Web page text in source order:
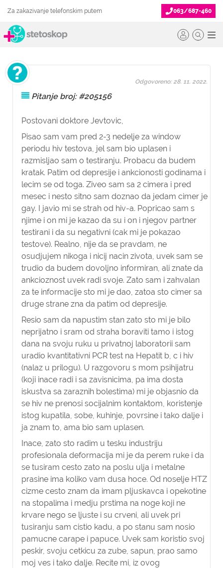
Za zakazivanje telefonskim putem 063/687-460
Pitanje broj: #205156
Postovani doktore Jevtovic,
Pisao sam vam pred 2-3 nedelje za window
periodu hiv testova, jel sam bio uplasen i
razmisljao sam o testiranju. Probacu da budem
kratak. Patim od depresije i ankcionosti godinama i
lecim se od toga. Ziveo sam sa 2 cimera i pred
mesec i nesto sitno sam doznao da jedam cimer je
gay. I javio mi se strah od hiv-a. Popricao sam s
njime i on mi je kazao da su i on i njegov partner
testirani i da su negativni (cak mi je pokazao
testove). Realno, nije da se pravdam, ne
osudjujem nikoga i nicij nacin zivota, uvek sam se
trudio da budem dovoljno informiran, ali znate da
ankcioznost uvek radi svoje. Zato sam i zahvalan
za te informacije sto mi je dao, zatoa sto cimer sa
druge strane zna da patim od depresije.
Resio sam da napustim stan zato sto mi je bilo
neprijatno i sram od straha boraviti tamo i istog
dana na svoju ruku u privatnoj laboratorii sam
uradio kvantitativni PCR test na Hepatit b, c i hiv
(nalaz u prilogu). U razgovoru s mom psihijatru
(koji inace radi i sa zavisnicima, pa ima dosta
iskustva sa zaraznih bolestima) mi je objasnio da
se hiv ne prenosi socijalnim kontaktom, koristenje
istog kupatila, sobe, kuhinje, povrsine i tako dalje i
ja znam to, ama bio sam uplasen.
Inace, zato sto radim u tesku industriju
profesionala deformacija mi je da perem ruke i da
se tusiram cesto zato na poslu ulja i metalne
prasine ima koliko vam dusa hoce. Od noselje HTZ
cizme cesto znam da imam pljuskavca i opekotine
na stopalima i medju prstima na noge koji ne
krvare nego se ljuste i su crveni, ali uvek pri
tusiranju sam cistio kadu, a po stanu sam nosio
pamucne carape i papuce. Uvek sam koristio svoj
peskir, svoju cetkicu za zube, sapun, prao samo
moj ves i tako dalje. Recite mi, iz ovog
Odgovoreno: 28. 11. 2022.